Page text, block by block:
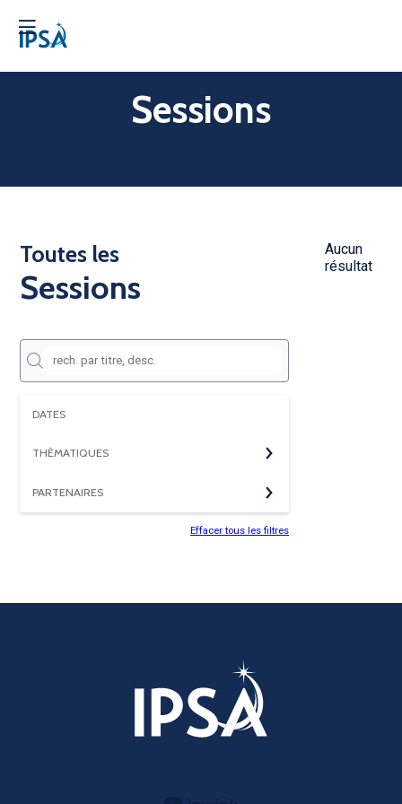
Sessions
Toutes les
Sessions
DATES
THÈMATIQUES
PARTENAIRES
Effacer tous les filtres
Aucun
résultat